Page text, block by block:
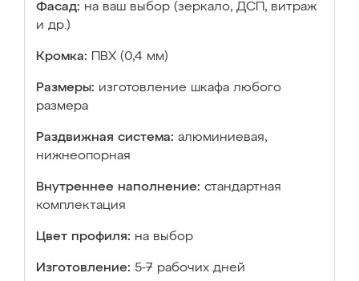
Фасад: на ваш выбор (зеркало, ДСП, витраж
и др.)
Кромка: ПВХ (0,4 мм)
Размеры: изготовление шкафа любого
размера
Раздвижная система: алюминиевая,
нижнеопорная
Внутреннее наполнение: стандартная
комплектация
Цвет профиля: на выбор
Изготовление: 5-7 рабочих дней